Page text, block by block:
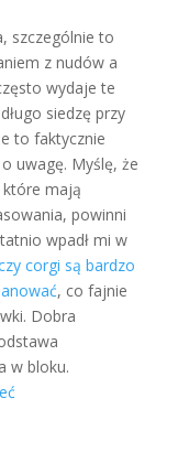
szczególnie to
z nudów a
wydaje te
siedzę przy
to faktycznie
uwagę. Myślę, że
które mają
powinni
wpadł mi w
corgi są bardzo
, co fajnie
Dobra
w bloku.